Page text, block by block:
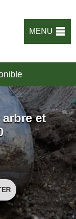
MENU
et